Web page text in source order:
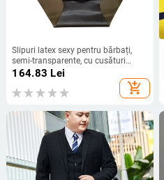
Slipuri latex sexy pentru bărbați,
semi-transparente, cu cusături
invizibile, dintr-o singură Bucată,
164.83 Lei
add_shopping_cart